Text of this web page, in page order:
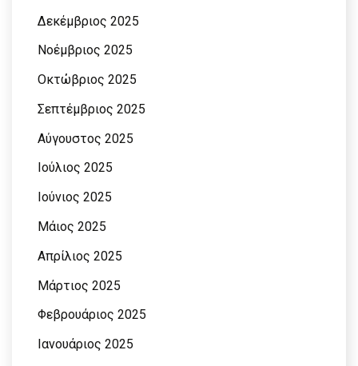
Δεκέμβριος 2025
Νοέμβριος 2025
Οκτώβριος 2025
Σεπτέμβριος 2025
Αύγουστος 2025
Ιούλιος 2025
Ιούνιος 2025
Μάιος 2025
Απρίλιος 2025
Μάρτιος 2025
Φεβρουάριος 2025
Ιανουάριος 2025